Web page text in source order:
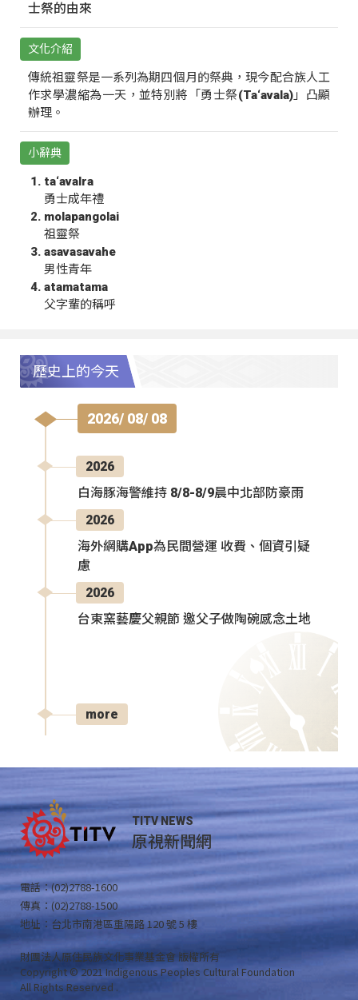
士祭的由來
文化介紹
傳統祖靈祭是一系列為期四個月的祭典，現今配合族人工
作求學濃縮為一天，並特別將「勇士祭(Ta‘avala)」凸顯
辦理。
小辭典
ta‘avalra
勇士成年禮
molapangolai
祖靈祭
asavasavahe
男性青年
atamatama
父字輩的稱呼
歷史上的今天
2026/ 08/ 08
2026
白海豚海警維持 8/8-8/9晨中北部防豪雨
2026
海外網購App為民間營運 收費、個資引疑
慮
2026
台東窯藝慶父親節 邀父子做陶碗感念土地
more
TITV NEWS
原視新聞網
電話：(02)2788-1600
傳真：(02)2788-1500
地址：台北市南港區重陽路 120 號 5 樓
財團法人原住民族文化事業基金會 版權所有
Copyright © 2021 Indigenous Peoples Cultural Foundation
All Rights Reserved .